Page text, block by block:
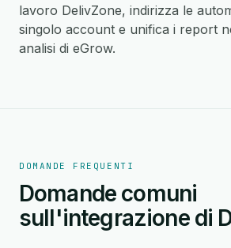
lavoro DelivZone, indirizza le
singolo account e unifica i report
analisi di eGrow.
DOMANDE FREQUENTI
Domande comuni
sull'integrazione di